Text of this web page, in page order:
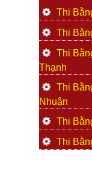
Thi
Thi
Thi
Thạnh
Thi
Nhuận
Thi
Thi